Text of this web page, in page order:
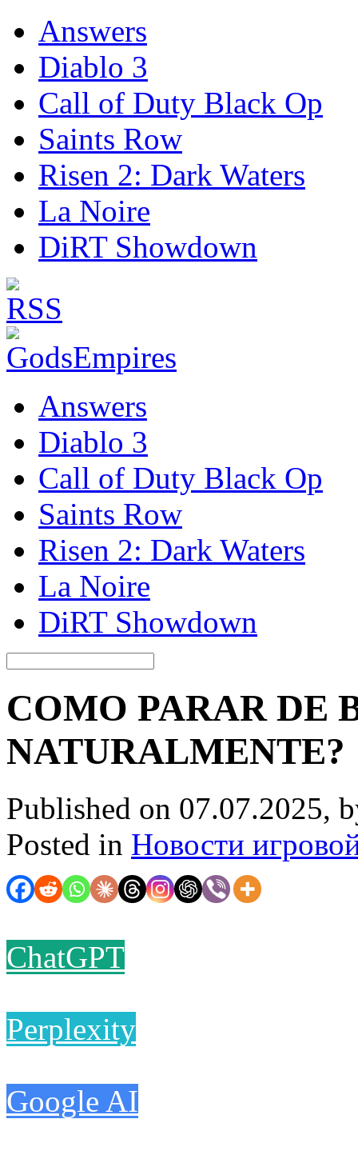
Answers
Diablo 3
Call of Duty Black Op
Saints Row
Risen 2: Dark Waters
La Noire
DiRT Showdown
Answers
Diablo 3
Call of Duty Black Op
Saints Row
Risen 2: Dark Waters
La Noire
DiRT Showdown
COMO PARAR DE
NATURALMENTE?
Published on 07.07.2025,
Posted in Новости
ChatGPT
Perplexity
Google AI